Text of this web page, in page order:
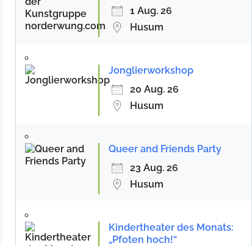
1 Aug. 26
Husum
Jonglierworkshop
20 Aug. 26
Husum
Queer and Friends Party
23 Aug. 26
Husum
Kindertheater des Monats:
„Pfoten hoch!“